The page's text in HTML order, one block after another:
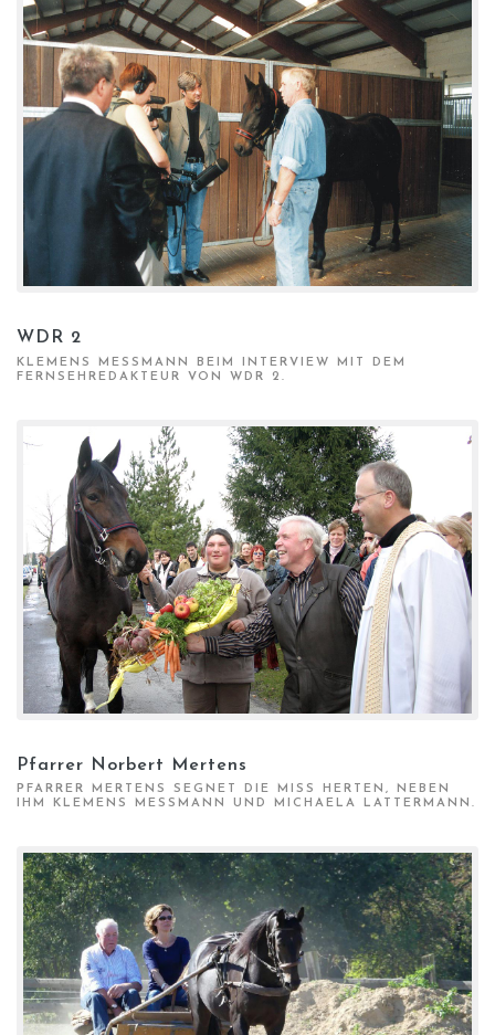
WDR 2
KLEMENS MESSMANN BEIM INTERVIEW MIT DEM F
ERNSEHREDAKTEUR VON WDR 2.
Pfarrer Norbert Mertens
PFARRER MERTENS SEGNET DIE MISS HERTEN, NEBEN
IHM KLEMENS MESSMANN UND MICHAELA LATTERMANN.